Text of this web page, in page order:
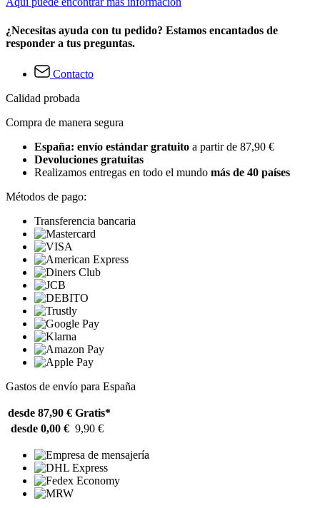
¿Necesitas ayuda con tu pedido? Estamos encantados de
responder a tus preguntas.
Contacto
Calidad probada
Compra de manera segura
España: envío estándar gratuito a partir de 87,90 €
Devoluciones gratuitas
Realizamos entregas en todo el mundo más de 40 países
Métodos de pago:
Transferencia bancaria
Gastos de envío para España
desde 87,90 € Gratis*
desde 0,00 € 9,90 €